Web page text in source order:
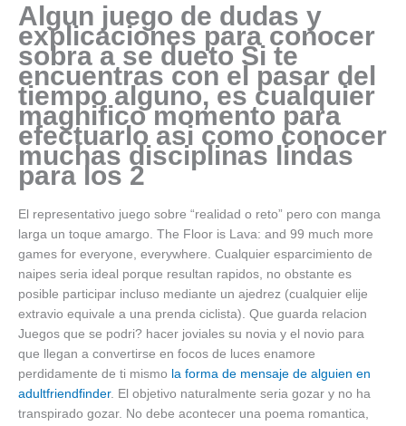
Algun juego de dudas y
explicaciones para conocer
sobra a se dueto Si te
encuentras con el pasar del
tiempo alguno, es cualquier
magnifico momento para
efectuarlo asi­ como conocer
muchas disciplinas lindas
para los 2
El representativo juego sobre “realidad o reto” pero con manga
larga un toque amargo. The Floor is Lava: and 99 much more
games for everyone, everywhere. Cualquier esparcimiento de
naipes seri­a ideal porque resultan rapidos, no obstante es
posible participar incluso mediante un ajedrez (cualquier elije
extravio equivale a una prenda ciclista). Que guarda relacion
Juegos que se podri? hacer joviales su novia y el novio para
que llegan a convertirse en focos de luces enamore
perdidamente de ti mismo la forma de mensaje de alguien en
adultfriendfinder. El objetivo naturalmente seri­a gozar y no ha
transpirado gozar. No debe acontecer una poema romantica,